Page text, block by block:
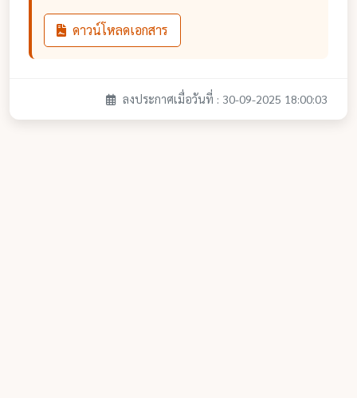
ดาวน์โหลดเอกสาร
ลงประกาศเมื่อวันที่ : 30-09-2025 18:00:03